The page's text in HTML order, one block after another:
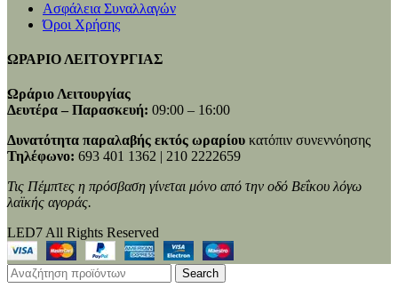
Ασφάλεια Συναλλαγών
Όροι Χρήσης
ΩΡΑΡΙΟ ΛΕΙΤΟΥΡΓΙΑΣ
Ωράριο Λειτουργίας
Δευτέρα – Παρασκευή: 09:00 – 16:00
Δυνατότητα παραλαβής εκτός ωραρίου κατόπιν συνεννόησης
Τηλέφωνο: 693 401 1362 | 210 2222659
Τις Πέμπτες η πρόσβαση γίνεται μόνο από την οδό Βεΐκου λόγω
λαϊκής αγοράς.
LED7 All Rights Reserved
Search